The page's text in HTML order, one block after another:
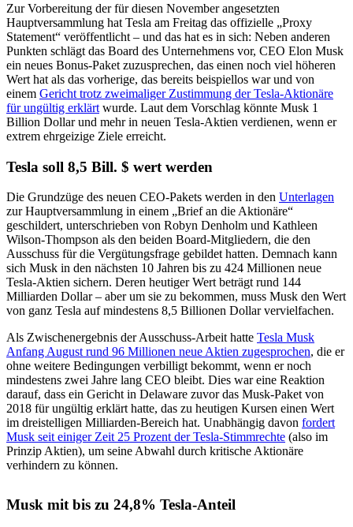
Zur Vorbereitung der für diesen November angesetzten
Hauptversammlung hat Tesla am Freitag das offizielle „Proxy
Statement“ veröffentlicht – und das hat es in sich: Neben anderen
Punkten schlägt das Board des Unternehmens vor, CEO Elon Musk
ein neues Bonus-Paket zuzusprechen, das einen noch viel höheren
Wert hat als das vorherige, das bereits beispiellos war und von
einem Gericht trotz zweimaliger Zustimmung der Tesla-Aktionäre
für ungültig erklärt wurde. Laut dem Vorschlag könnte Musk 1
Billion Dollar und mehr in neuen Tesla-Aktien verdienen, wenn er
extrem ehrgeizige Ziele erreicht.
Tesla soll 8,5 Bill. $ wert werden
Die Grundzüge des neuen CEO-Pakets werden in den Unterlagen
zur Hauptversammlung in einem „Brief an die Aktionäre“
geschildert, unterschrieben von Robyn Denholm und Kathleen
Wilson-Thompson als den beiden Board-Mitgliedern, die den
Ausschuss für die Vergütungsfrage gebildet hatten. Demnach kann
sich Musk in den nächsten 10 Jahren bis zu 424 Millionen neue
Tesla-Aktien sichern. Deren heutiger Wert beträgt rund 144
Milliarden Dollar – aber um sie zu bekommen, muss Musk den Wert
von ganz Tesla auf mindestens 8,5 Billionen Dollar vervielfachen.
Als Zwischenergebnis der Ausschuss-Arbeit hatte Tesla Musk
Anfang August rund 96 Millionen neue Aktien zugesprochen, die er
ohne weitere Bedingungen verbilligt bekommt, wenn er noch
mindestens zwei Jahre lang CEO bleibt. Dies war eine Reaktion
darauf, dass ein Gericht in Delaware zuvor das Musk-Paket von
2018 für ungültig erklärt hatte, das zu heutigen Kursen einen Wert
im dreistelligen Milliarden-Bereich hat. Unabhängig davon fordert
Musk seit einiger Zeit 25 Prozent der Tesla-Stimmrechte (also im
Prinzip Aktien), um seine Abwahl durch kritische Aktionäre
verhindern zu können.
Musk mit bis zu 24,8% Tesla-Anteil